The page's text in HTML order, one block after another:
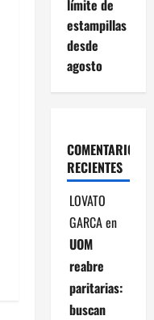
límite de
estampillas
desde
agosto
COMENTARIOS
RECIENTES
LOVATO
GARCAen
UOM
reabre
paritarias:
buscan